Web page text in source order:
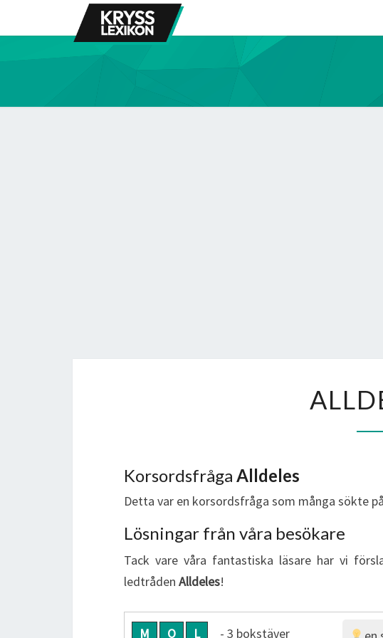
Korsordsfråga Alldeles
Detta var en korsordsfråga som många sökte
Lösningar från våra besökare
Tack vare våra fantastiska läsare har vi
ledtråden Alldeles!
M O L - 3 bokstäver